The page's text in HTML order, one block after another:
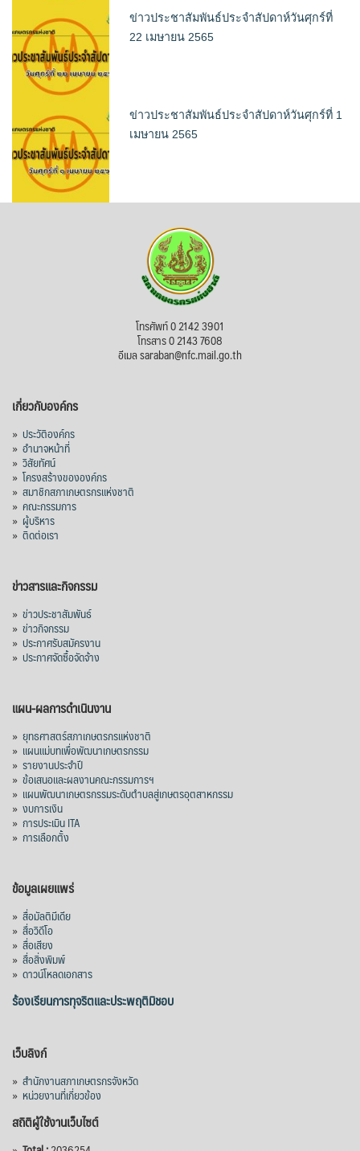
ข่าวประชาสัมพันธ์ประจำสัปดาห์วันศุกร์ที่
22 เมษายน 2565
ข่าวประชาสัมพันธ์ประจำสัปดาห์วันศุกร์ที่ 1
เมษายน 2565
โทรศัพท์ 0 2142 3901
โทรสาร 0 2143 7608
อีเมล saraban@nfc.mail.go.th
เกี่ยวกับองค์กร
» ประวัติองค์กร
» อำนาจหน้าที่
» วิสัยทัศน์
» โครงสร้างขององค์กร
» สมาชิกสภาเกษตรกรแห่งชาติ
» คณะกรรมการ
» ผู้บริหาร
» ติดต่อเรา
ข่าวสารและกิจกรรม
» ข่าวประชาสัมพันธ์
» ข่าวกิจกรรม
» ประกาศรับสมัครงาน
» ประกาศจัดซื้อจัดจ้าง
แผน-ผลการดำเนินงาน
» ยุทธศาสตร์สภาเกษตรกรแห่งชาติ
» แผนแม่บทเพื่อพัฒนาเกษตรกรรม
» รายงานประจำปี
» ข้อเสนอและผลงานคณะกรรมการฯ
» แผนพัฒนาเกษตรกรรมระดับตำบลสู่เกษตรอุตสาหกรรม
» งบการเงิน
» การประเมิน ITA
» การเลือกตั้ง
ข้อมูลเผยแพร่
» สื่อมัลติมีเดีย
» สื่อวิดีโอ
» สื่อเสียง
» สื่อสิ่งพิมพ์
» ดาวน์โหลดเอกสาร
ร้องเรียนการทุจริตและประพฤติมิชอบ
เว็บลิงก์
» สำนักงานสภาเกษตรกรจังหวัด
» หน่วยงานที่เกี่ยวข้อง
สถิติผู้ใช้งานเว็บไซต์